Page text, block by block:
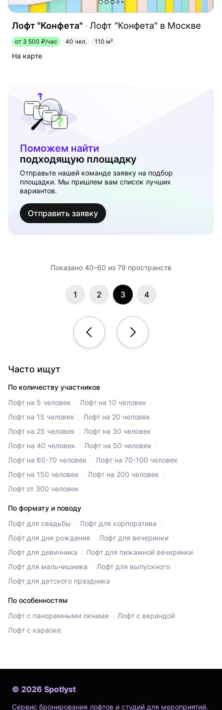
Лофт "Конфета" Лофт "Конфета" в Москве
от 3 500 ₽/час 40 чел. 110 м²
На карте
Поможем найти
подходящую площадку
Отправьте нашей команде заявку на подбор
площадки. Мы пришлем вам список лучших
вариантов.
Отправить заявку
Показано 40–60 из 79 пространств
1 2 3 4
Часто ищут
По количеству участников
Лофт на 5 человек
Лофт на 10 человек
Лофт на 15 человек
Лофт на 20 человек
Лофт на 25 человек
Лофт на 30 человек
Лофт на 40 человек
Лофт на 50 человек
Лофт на 60-70 человек
Лофт на 70-100 человек
Лофт на 150 человек
Лофт на 200 человек
Лофт от 300 человек
По формату и поводу
Лофт для свадьбы
Лофт для корпоратива
Лофт для дня рождения
Лофт для вечеринки
Лофт для девичника
Лофт для пижамной вечеринки
Лофт для мальчишника
Лофт для выпускного
Лофт для детского праздника
По особенностям
Лофт с панорамными окнами
Лофт с верандой
Лофт с караоке
© 2026 Spotlyst
Сервис бронирования лофтов и студий для мероприятий.